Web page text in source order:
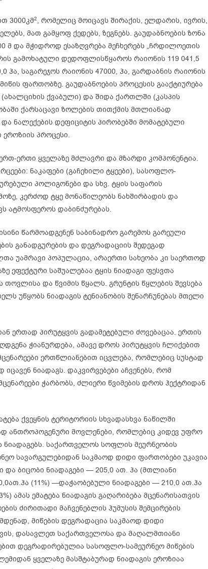
3000კმ2, რომელიც მოიცავს შირაქის, ელდარის, ივრის,
მათ გამყოფ ქედებს, ზეგნებს. გაუდაბნოების ზონა
მ და მჭიდროდ ესაზღვრება მეჩხერებს „ჩრდილოეთის
გამოხატული დედოფლისწყაროს რაიონის 119 041,5
ჰა, საგარეჯოს რაიონის 47000, ჰა, გარდაბნის რაიონის
ფართობზე. გაუდაბნოების პროცესის გააქტიურება
ქვაბული) და შიდა ქართლში (კასპის
ქარსაცავი ზოლების თითქმის მთლიანად
ნალექების დეფიციტის პირობებში მომატებული
პროცესი.
ერთი ყველაზე მძლავრი და მზარდი კომპონენტია.
ნაკაფები (გაჩეხილი ტყეები), სასოფლო-
პოლიგონები და სხვ. ტყის საფარის
კერძოდ ტყე მონაწილეობს ნახშირბადის და
ატმოსფეროს დაბინძურებას.
წარმოადგენენ საბინადრო გარემოს გარეული
განადგურების და დეგრადაციის შედეგად
უამრავი პოპულაცია, არაერთი სახეობა კი საერთოდ
ეფექტური საშუალებაა ტყის ნიადაგი ფესვთა
თოვლისა და წვიმის წყალს. გრუნტის წყლების შევსება
უწყობს ნიადაგის ტენიანობის შენარჩუნებას მთელი
ერთად პირუტყვის გადამეტებული ძოვებაცაა. ერთის
ჭიანურდება, ამავე დროს პირუტყვის ჩლიქებით
ერთწლიანებით იცვლება, რომლებიც სუსტად
ნიადაგს. დაკვირვებები აჩვენებს, რომ
ჭარბობს, ძლიერი წვიმების დროს ჰექტრიდან
ქვეყნის ტერიტორიის სხვადასხვა ნაწილში
ანთროპოგენური მოვლენები, რომლებიც კიდევ უფრო
ნიადაგებს. საქართველოს სოფლის მეურნეობის
სავარგულებიდან საკმაოდ დიდი ფართობები უკავია
ბიცობი ნიადაგები — 205,0 ათ. ჰა (მთლიანი
(11%) —დაჭაობებული ნიადაგები — 210,0 ათ.ჰა
ამას ემატება ნიადაგის გაღარიბება მცენარისათვის
ძირითადი მაჩვენებლის ჰუმუსის შემცირების
მიწების დეგრადაცია საკმაოდ დიდი
დასავლეთ საქართველოსა და მაღალმთიანი
დეგრადირებულია სასოფლო-სამეურნეო მიწების
ყველაზე მასშტაბურად ნიადაგის ეროზიაა